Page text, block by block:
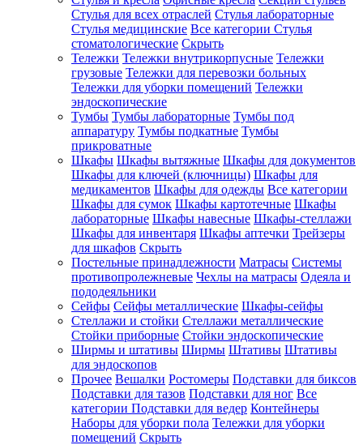
Стулья для всех отраслей Стулья лабораторные
Стулья медицинские Все категории Стулья
стоматологические Скрыть
Тележки Тележки внутрикорпусные Тележки
грузовые Тележки для перевозки больных
Тележки для уборки помещений Тележки
эндоскопические
Тумбы Тумбы лабораторные Тумбы под
аппаратуру Тумбы подкатные Тумбы
прикроватные
Шкафы Шкафы вытяжные Шкафы для документов
Шкафы для ключей (ключницы) Шкафы для
медикаментов Шкафы для одежды Все категории
Шкафы для сумок Шкафы картотечные Шкафы
лабораторные Шкафы навесные Шкафы-стеллажи
Шкафы для инвентаря Шкафы аптечки Трейзеры
для шкафов Скрыть
Постельные принадлежности Матрасы Системы
противопролежневые Чехлы на матрасы Одеяла и
пододеяльники
Сейфы Сейфы металлические Шкафы-сейфы
Стеллажи и стойки Стеллажи металлические
Стойки приборные Стойки эндоскопические
Ширмы и штативы Ширмы Штативы Штативы
для эндоскопов
Прочее Вешалки Ростомеры Подставки для биксов
Подставки для тазов Подставки для ног Все
категории Подставки для ведер Контейнеры
Наборы для уборки пола Тележки для уборки
помещений Скрыть